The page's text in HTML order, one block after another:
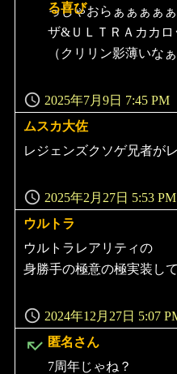
る喜び
2025年7月9日 7:45 PM
っしゃおらぁぁぁぁ
ザ&ＵＬＴＲＡカカ
（クリリン影薄いなぁ
ムスカ大佐
よ
り:
2025年2月27日 5:53 PM
レジェンズクソゲ兄者が
ウルトラ
よ
り:
2024年12月27日 5:07
ウルトラレアリティの
身勝手の極意の極実装し
匿名さん
よ
7周年じゃね？